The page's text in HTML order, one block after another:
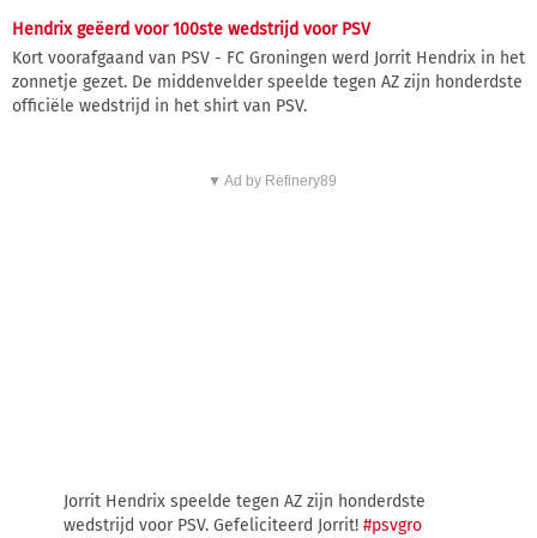
Hendrix geëerd voor 100ste wedstrijd voor PSV
Kort voorafgaand van PSV - FC Groningen werd Jorrit Hendrix in het
zonnetje gezet. De middenvelder speelde tegen AZ zijn honderdste
officiële wedstrijd in het shirt van PSV.
▼ Ad by Refinery89
Jorrit Hendrix speelde tegen AZ zijn honderdste
wedstrijd voor PSV. Gefeliciteerd Jorrit! #psvgro